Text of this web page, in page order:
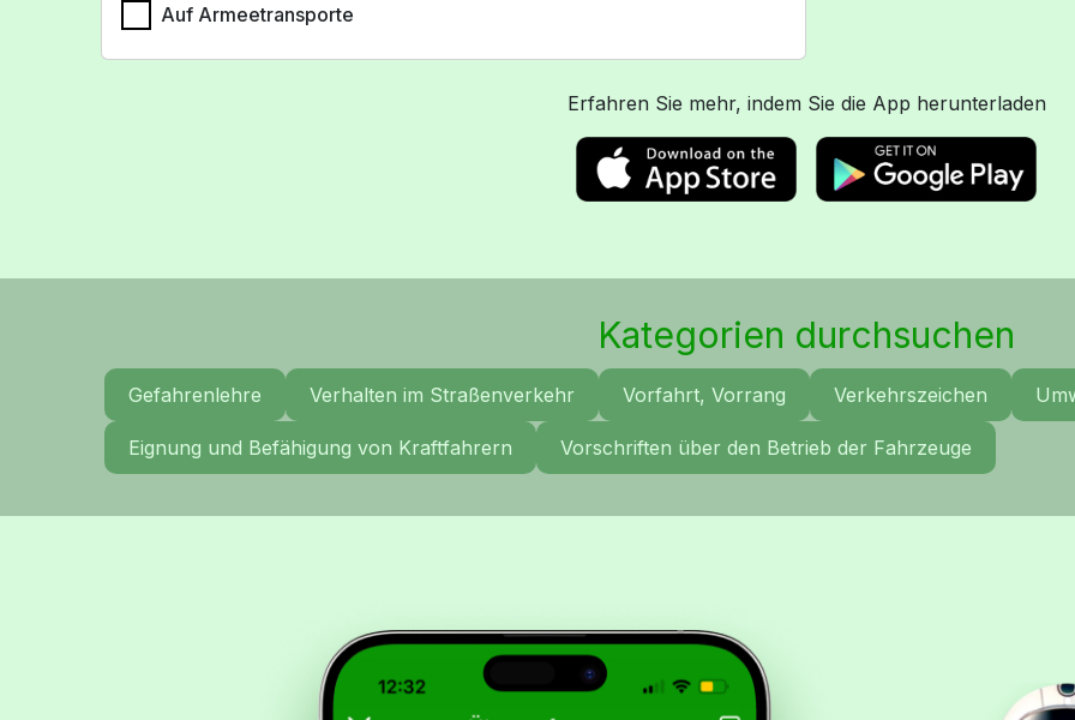
Auf Armeetransporte
Erfahren Sie mehr, indem Sie die App herunterladen
Kategorien durchsuchen
Gefahrenlehre Verhalten im Straßenverkehr Vorfahrt, Vorrang Verkehrszeichen
Eignung und Befähigung von Kraftfahrern Vorschriften über den Betrieb der Fahrzeuge